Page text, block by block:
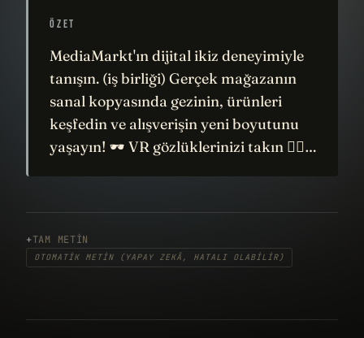
ÖZET
MediaMarkt'ın dijital ikiz deneyimiyle
tanışın. (iş birliği) Gerçek mağazanın
sanal kopyasında gezinin, ürünleri
keşfedin ve alışverişin yeni boyutunu
yaşayın! 🕶️ VR gözlüklerinizi takın 🏃‍♂️…
TAM METIN
OTOMATIK METIN (YAPAY ZEKÂ, HATALI OLABILIR)